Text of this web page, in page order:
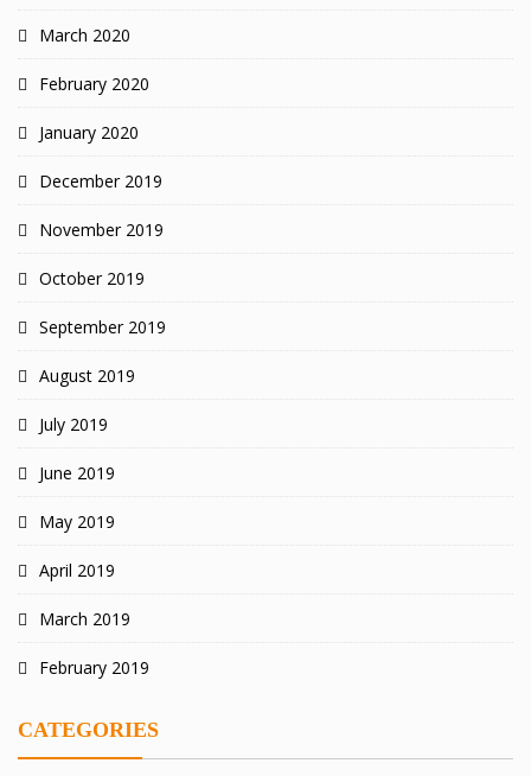
March 2020
February 2020
January 2020
December 2019
November 2019
October 2019
September 2019
August 2019
July 2019
June 2019
May 2019
April 2019
March 2019
February 2019
CATEGORIES